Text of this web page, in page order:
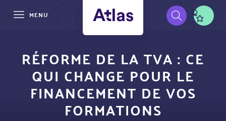
contenu
MENU
Pré-
navigation
RÉFORME DE LA TVA : CE
QUI CHANGE POUR LE
FINANCEMENT DE VOS
FORMATIONS